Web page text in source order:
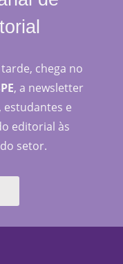
chega no
, a newsletter
estudantes e
editorial às
setor.